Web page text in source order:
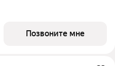
- 2 квартал 2027 года. Тип
31 АВГУСТА выгодные
Позвоните мне